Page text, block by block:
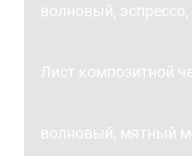
волновый,
Лист композитной
волновый, мятный